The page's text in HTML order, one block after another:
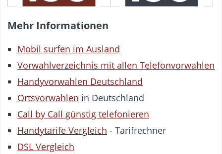
Mehr Informationen
Mobil surfen im Ausland
Vorwahlverzeichnis mit allen Telefonvorwahlen
Handyvorwahlen Deutschland
Ortsvorwahlen in Deutschland
Call by Call günstig telefonieren
Handytarife Vergleich - Tarifrechner
DSL Vergleich